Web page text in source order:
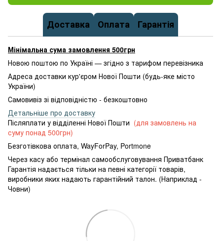
Доставка Оплата Гарантія
Мінімальна сума замовлення 500грн
Новою поштою по Україні — згідно з тарифом перевізника
Адреса доставки кур'єром Нової Пошти (будь-яке місто
України)
Самовивіз зі відповідністю - безкоштовно
Детальніше про доставку
Післяплати у відділенні Нової Пошти (для замовлень на
суму понад 500грн)
Безготівкова оплата, WayForPay, Portmone
Через касу або термінал самообслуговування Приватбанк
Гарантія надається тільки на певні категорії товарів,
виробники яких надають гарантійний талон. (Наприклад -
Човни)